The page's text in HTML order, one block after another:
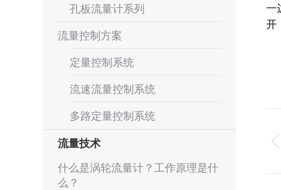
一
开
章
孔板流量计系列
流量控制方案
定量控制系统
流速流量控制系统
多路定量控制系统
流量技术
什么是涡轮流量计？工作原理是什
么？